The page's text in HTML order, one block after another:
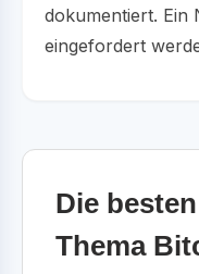
dokumentiert. Ein
eingefordert
Die
Thema